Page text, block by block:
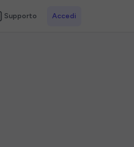
Supporto Accedi